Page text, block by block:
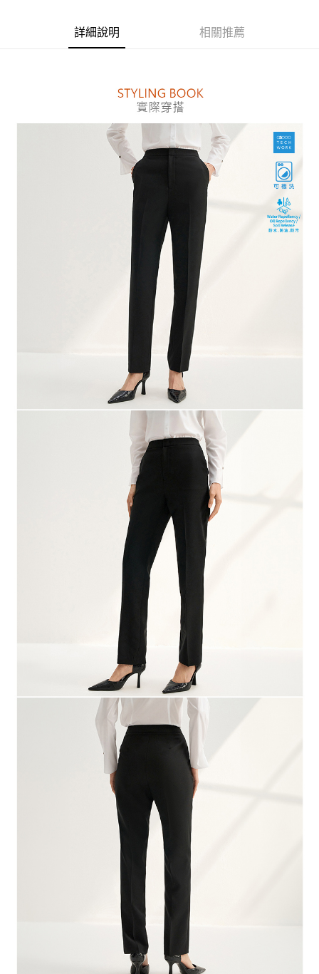
１．簡單：不需註冊會員、不需綁卡、不需儲值。
【「AFTEE先享後付」結帳流程】
１．於結帳方式選擇「AFTEE先享後付」後，將跳轉至「AFTEE先享後付」
２．訂單成立數日內，您將收到繳費通知簡訊。
３．收到繳費通知簡訊後14天內，點擊此簡訊中的連結，可透過四大超商／
ATM／網路銀行／等多元方式進行付款，方視為交易完成。
※ 請注意：結帳手續完成當下不需立刻繳費，但若您需要取消訂單，請聯絡
購買商品的店家。未經商家同意取消之訂單仍視為有效，需透過AFTEE先享
※ 交易是否成功請以「AFTEE先享後付 」之結帳頁面顯示為準，若有關於
是否繳費成功／繳費後需取消欲退款等相關疑問，請聯繫「AFTEE先享後付
https://netprotections.freshdesk.com/support/home
１．透過由恩沛科技股份有限公司提供之「AFTEE先享後付」服務完成之交
易，需依本服務之必要範圍內提供個人資料，並將交易相關給付款項請求債
權轉讓予恩沛科技股份有限公司。
２．關於個人資料處理事宜，請瀏覽以下網址：
https://aftee.tw/terms/#terms3
３．未成年的使用者請事先徵得法定代理人或監護人之同意方可使用
「AFTEE先享後付」，若未經同意申辦者引起之損失，本公司不負相關責
４．使用「AFTEE先享後付」時，將依據個別帳號之用戶狀況，依本公司即
時審查核予不同之上限額度；若仍有額度不足之情形，本公司將視審查結果
請求用戶進行身份認證。
５．嚴禁一人註冊多個帳號或使用他人資訊註冊。若發現惡意使用之情形，
恩沛科技股份有限公司將有權停止該用戶之使用額度並採取法律行動。
每筆NT$80，滿NT$1,500(含以上)免運費
每筆NT$80，滿NT$1,500(含以上)免運費
每筆NT$80，滿NT$1,500(含以上)免運費
每筆NT$120，滿NT$1,500(含以上)免運費
詳細說明 相關推薦